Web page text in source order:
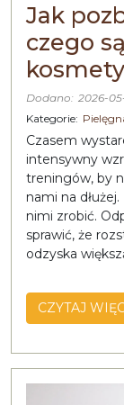
Jak
czego
Dodano: 2026-
Kategorie:
Czasem
intensywny
treningów, by
nami na
nimi zrobić.
sprawić, że
odzyska
CZYTAJ